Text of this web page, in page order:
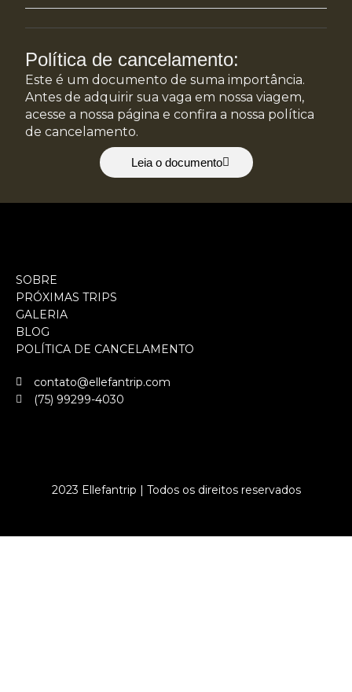
Política de cancelamento:
Este é um documento de suma importância.
Antes de adquirir sua vaga em nossa viagem,
acesse a nossa página e confira a nossa política
de cancelamento.
Leia o documento
SOBRE
PRÓXIMAS TRIPS
GALERIA
BLOG
POLÍTICA DE CANCELAMENTO
contato@ellefantrip.com
(75) 99299-4030
2023 Ellefantrip | Todos os direitos reservados